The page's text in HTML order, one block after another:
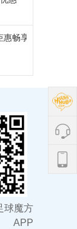
畅享
球魔方
APP